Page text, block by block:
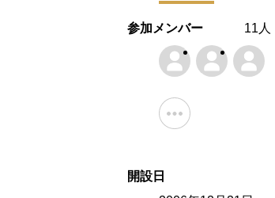
参加メンバー 11人
開設日